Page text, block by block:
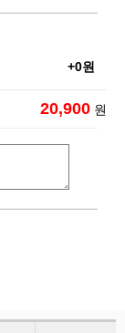
+0원
20,900 원